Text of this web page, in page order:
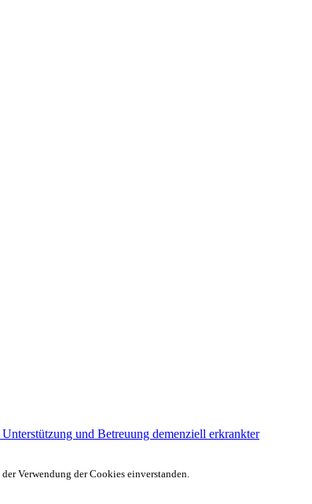
und Betreuung demenziell erkrankter
Verwendung der Cookies einverstanden.